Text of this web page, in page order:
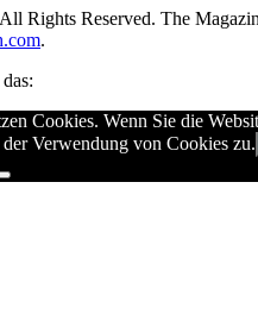
Rights Reserved. The
.
Cookies. Wenn Sie die
Verwendung von Cookies zu.